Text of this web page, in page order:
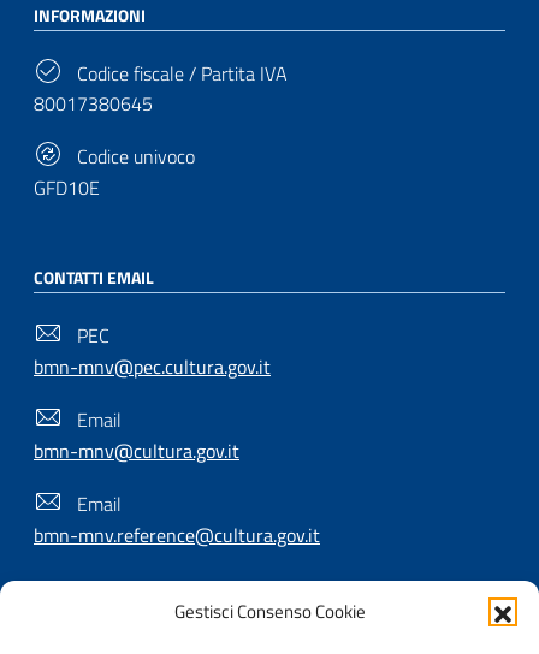
Gestisci Consenso Cookie
INFORMAZIONI
Codice fiscale / Partita IVA
80017380645
Codice univoco
GFD10E
CONTATTI EMAIL
PEC
bmn-mnv@pec.cultura.gov.it
Email
bmn-mnv@cultura.gov.it
Email
bmn-mnv.reference@cultura.gov.it